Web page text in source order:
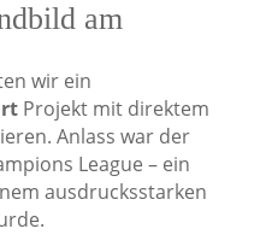
am
wir ein
Projekt mit direktem
Anlass war der
League – ein
ausdrucksstarken